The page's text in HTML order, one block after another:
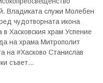
Владиката служи Молебен
чудотворната икона
Хасковския храм Успение
на храма Митрополит
на #Хасково Станислав
съвет...